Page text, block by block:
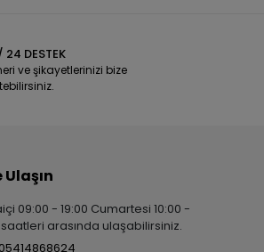
24 DESTEK
ve şikayetlerinizi bize
Ulaşın
09:00 - 19:00 Cumartesi 10:00 -
saatleri arasında ulaşabilirsiniz.
05414868624